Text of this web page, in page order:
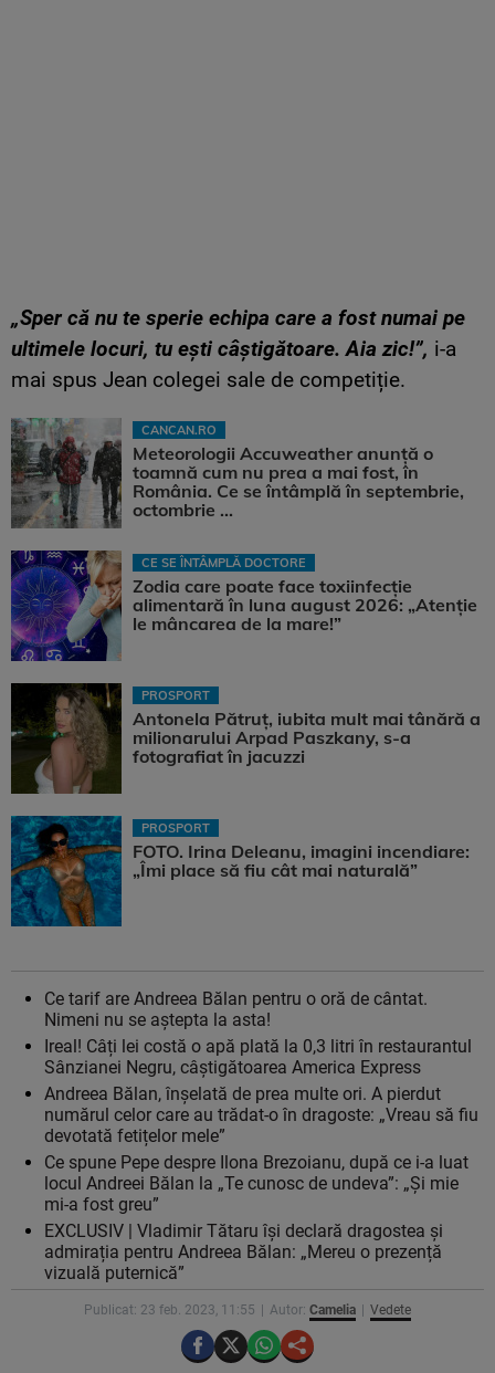
„Sper că nu te sperie echipa care a fost numai pe
ultimele locuri, tu ești câștigătoare. Aia zic!”, i-a
mai spus Jean colegei sale de competiție.
CANCAN.RO
Meteorologii Accuweather anunță o
toamnă cum nu prea a mai fost, în
România. Ce se întâmplă în septembrie,
octombrie ...
CE SE ÎNTÂMPLĂ DOCTORE
Zodia care poate face toxiinfecție
alimentară în luna august 2026: „Atenție
le mâncarea de la mare!”
PROSPORT
Antonela Pătruț, iubita mult mai tânără a
milionarului Arpad Paszkany, s-a
fotografiat în jacuzzi
PROSPORT
FOTO. Irina Deleanu, imagini incendiare:
„Îmi place să fiu cât mai naturală”
Ce tarif are Andreea Bălan pentru o oră de cântat.
Nimeni nu se aștepta la asta!
Ireal! Câți lei costă o apă plată la 0,3 litri în restaurantul
Sânzianei Negru, câștigătoarea America Express
Andreea Bălan, înșelată de prea multe ori. A pierdut
numărul celor care au trădat-o în dragoste: „Vreau să fiu
devotată fetițelor mele”
Ce spune Pepe despre Ilona Brezoianu, după ce i-a luat
locul Andreei Bălan la „Te cunosc de undeva”: „Și mie
mi-a fost greu”
EXCLUSIV | Vladimir Tătaru își declară dragostea și
admirația pentru Andreea Bălan: „Mereu o prezență
vizuală puternică”
Publicat: 23 feb. 2023, 11:55 Autor: Camelia Vedete